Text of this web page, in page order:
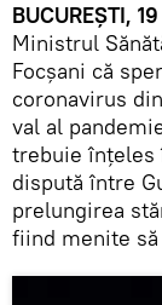
BUCUREȘTI,
Ministrul
Focşani că
coronavirus
val al
trebuie înțeles
dispută între
prelungirea
fiind menite